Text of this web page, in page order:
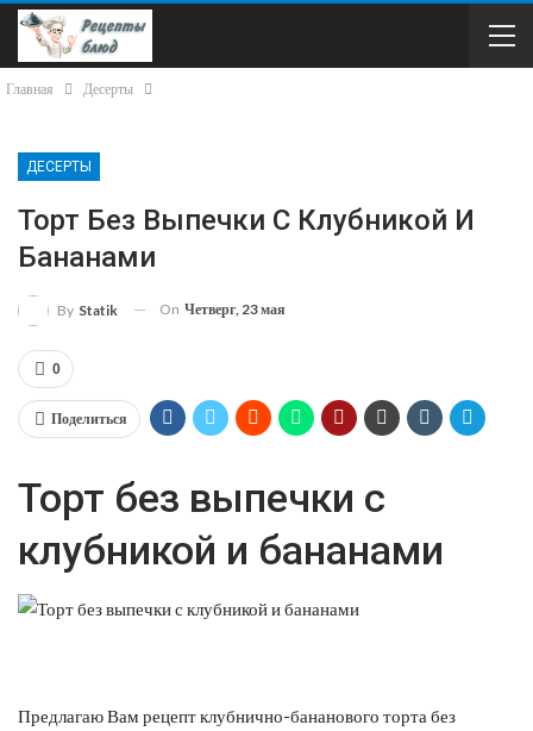
Главная Десерты
ДЕСЕРТЫ
Торт Без Выпечки С Клубникой И
Бананами
By Statik On Четверг, 23 мая
0
Поделиться
Торт без выпечки с
клубникой и бананами
Предлагаю Вам рецепт клубнично-бананового торта без